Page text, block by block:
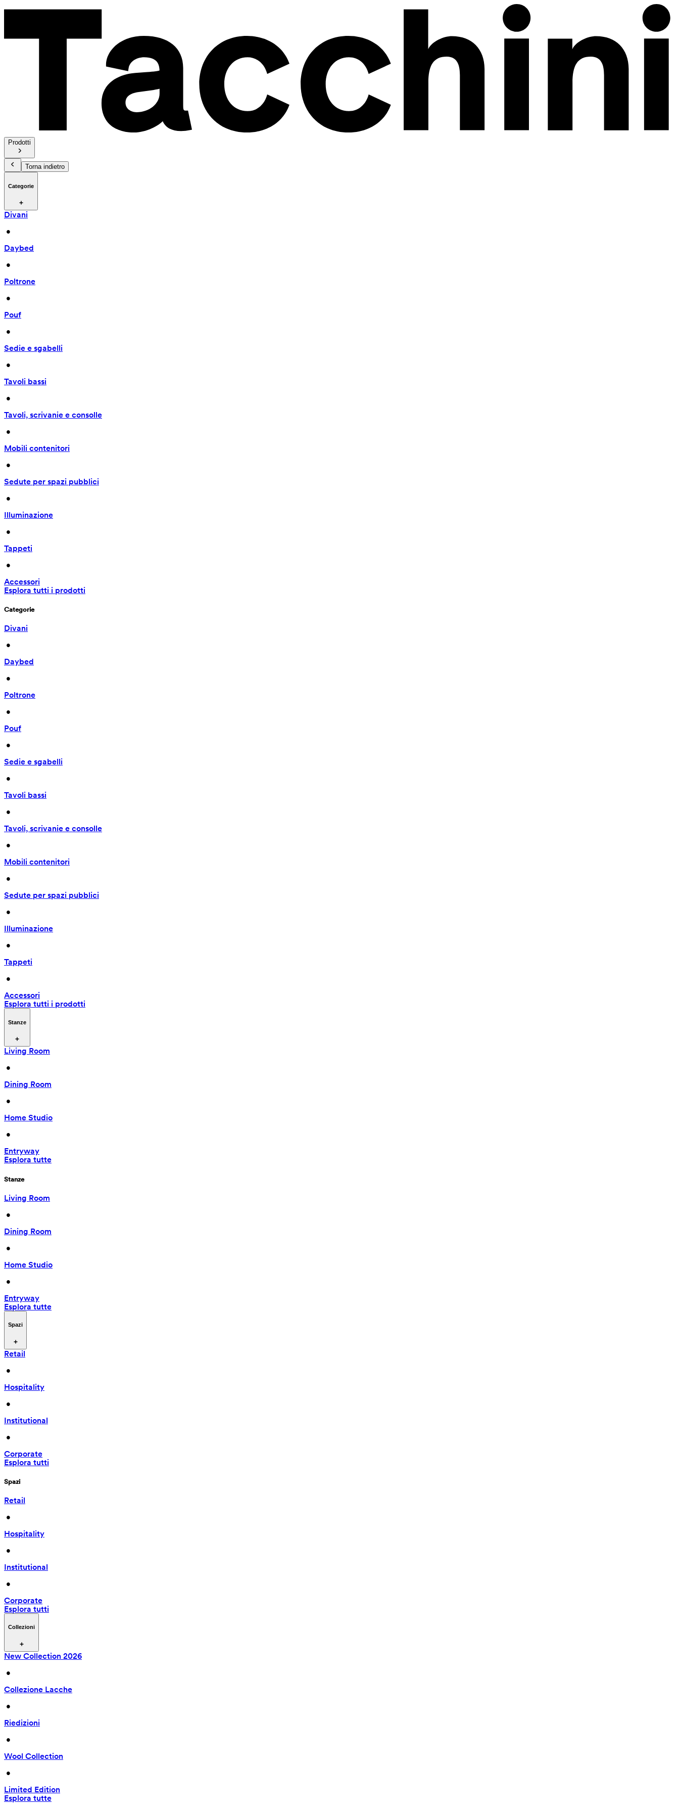
Prodotti
Torna indietro
Categorie
Divani
•
Daybed
•
Poltrone
•
Pouf
•
Sedie e sgabelli
•
Tavoli bassi
•
Tavoli, scrivanie e consolle
•
Mobili contenitori
•
Sedute per spazi pubblici
•
Illuminazione
•
Tappeti
•
Accessori
Esplora tutti i prodotti
Categorie
Divani
•
Daybed
•
Poltrone
•
Pouf
•
Sedie e sgabelli
•
Tavoli bassi
•
Tavoli, scrivanie e consolle
•
Mobili contenitori
•
Sedute per spazi pubblici
•
Illuminazione
•
Tappeti
•
Accessori
Esplora tutti i prodotti
Stanze
Living Room
•
Dining Room
•
Home Studio
•
Entryway
Esplora tutte
Stanze
Living Room
•
Dining Room
•
Home Studio
•
Entryway
Esplora tutte
Spazi
Retail
•
Hospitality
•
Institutional
•
Corporate
Esplora tutti
Spazi
Retail
•
Hospitality
•
Institutional
•
Corporate
Esplora tutti
Collezioni
New Collection 2026
•
Collezione Lacche
•
Riedizioni
•
Wool Collection
•
Limited Edition
Esplora tutte